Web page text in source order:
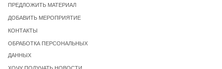
ПРЕДЛОЖИТЬ МАТЕРИАЛ
ДОБАВИТЬ МЕРОПРИЯТИЕ
КОНТАКТЫ
ОБРАБОТКА ПЕРСОНАЛЬНЫХ
ДАННЫХ